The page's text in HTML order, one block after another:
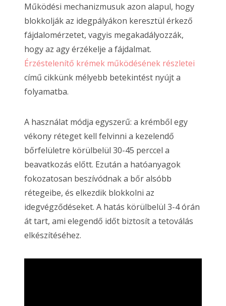
Működési mechanizmusuk azon alapul, hogy
blokkolják az idegpályákon keresztül érkező
fájdalomérzetet, vagyis megakadályozzák,
hogy az agy érzékelje a fájdalmat.
Érzéstelenítő krémek működésének részletei
című cikkünk mélyebb betekintést nyújt a
folyamatba.
A használat módja egyszerű: a krémből egy
vékony réteget kell felvinni a kezelendő
bőrfelületre körülbelül 30-45 perccel a
beavatkozás előtt. Ezután a hatóanyagok
fokozatosan beszívódnak a bőr alsóbb
rétegeibe, és elkezdik blokkolni az
idegvégződéseket. A hatás körülbelül 3-4 órán
át tart, ami elegendő időt biztosít a tetoválás
elkészítéséhez.